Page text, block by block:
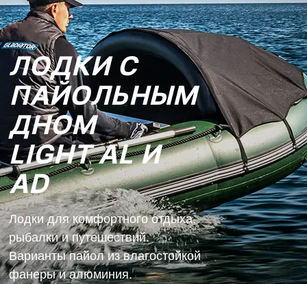
ЛОДКИ С
ПАЙОЛЬНЫМ
ДНОМ
LIGHT AL И
AD
Лодки для комфортного отдыха,
рыбалки и путешествий.
Варианты пайол из влагостойкой
фанеры и алюминия.